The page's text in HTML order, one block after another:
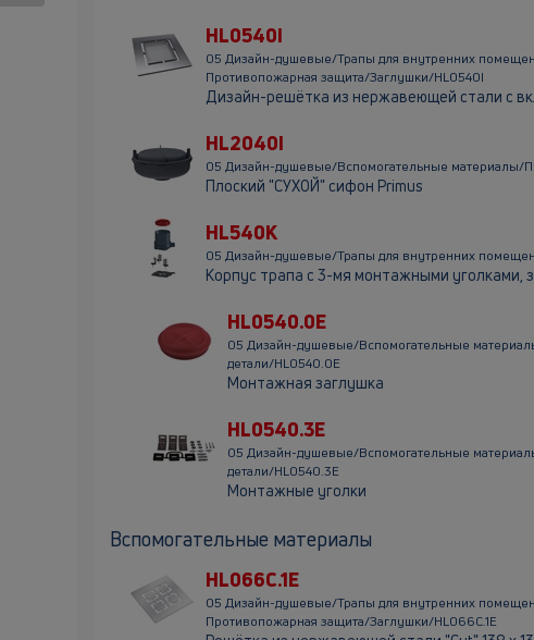
HL0540I
05 Дизайн-душевые/Трапы для внутренних
Противопожарная защита/Заглушки/HL0540I
Дизайн-решётка из нержавеющей стали с
HL2040I
05 Дизайн-душевые/Вспомогательные материалы/
Плоский "СУХОЙ" сифон Primus
HL540K
05 Дизайн-душевые/Трапы для внутренних
Корпус трапа с 3-мя монтажными
HL0540.0E
05 Дизайн-душевые/Вспомогательные
детали/HL0540.0E
Монтажная заглушка
HL0540.3E
05 Дизайн-душевые/Вспомогательные
детали/HL0540.3E
Монтажные уголки
Вспомогательные материалы
HL066C.1E
05 Дизайн-душевые/Трапы для внутренних
Противопожарная защита/Заглушки/HL066C.1E